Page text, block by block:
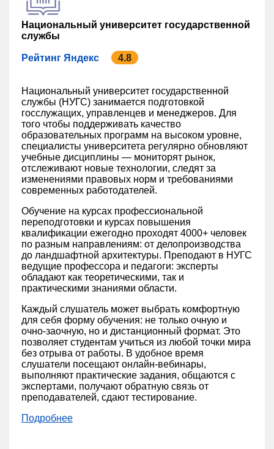
Национальный университет государственной
службы
Рейтинг Яндекс 4.8
Национальный университет государственной
службы (НУГС) занимается подготовкой
госслужащих, управленцев и менеджеров. Для
того чтобы поддерживать качество
образовательных программ на высоком уровне,
специалисты университета регулярно обновляют
учебные дисциплины — мониторят рынок,
отслеживают новые технологии, следят за
изменениями правовых норм и требованиями
современных работодателей.
Обучение на курсах профессиональной
переподготовки и курсах повышения
квалификации ежегодно проходят 4000+ человек
по разным направлениям: от делопроизводства
до ландшафтной архитектуры. Преподают в НУГС
ведущие профессора и педагоги: эксперты
обладают как теоретическими, так и
практическими знаниями области.
Каждый слушатель может выбрать комфортную
для себя форму обучения: не только очную и
очно-заочную, но и дистанционный формат. Это
позволяет студентам учиться из любой точки мира
без отрыва от работы. В удобное время
слушатели посещают онлайн-вебинары,
выполняют практические задания, общаются с
экспертами, получают обратную связь от
преподавателей, сдают тестирование.
Подробнее